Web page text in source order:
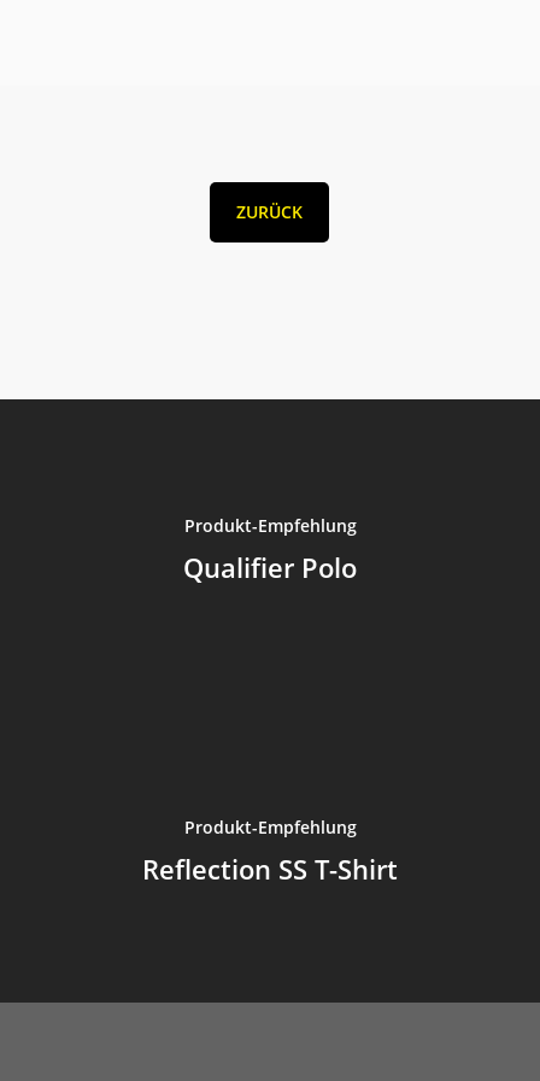
ZURÜCK
Produkt-Empfehlung
Qualifier Polo
Produkt-Empfehlung
Reflection SS T-Shirt